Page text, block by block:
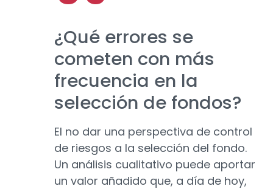
¿Qué errores se
cometen con más
frecuencia en la
selección de fondos?
El no dar una perspectiva de control
de riesgos a la selección del fondo.
Un análisis cualitativo puede aportar
un valor añadido que, a día de hoy,